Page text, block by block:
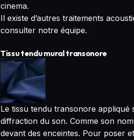
cinema.
Il existe d’autres traitements
consulter notre équipe.
Tissu tendu mural transonore
Le tissu tendu transonore appliqué
diffraction du son. Comme son
devant des enceintes. Pour poser